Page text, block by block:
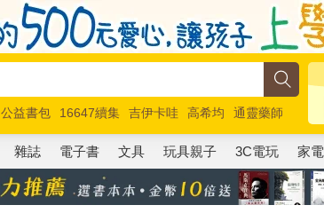
公益書包 16647續集 吉伊卡哇 高希均
通靈藥師
馬斯克 玩具總動員5 超慢跑
雜誌 電子書 文具 玩具親子 3C電玩 家電